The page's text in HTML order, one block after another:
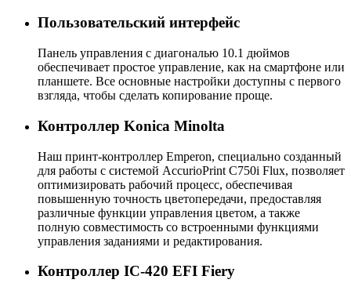
Пользовательский интерфейс
Панель управления с диагональю 10.1 дюймов
обеспечивает простое управление, как на смартфоне или
планшете. Все основные настройки доступны с первого
взгляда, чтобы сделать копирование проще.
Контроллер Konica Minolta
Наш принт-контроллер Emperon, специально созданный
для работы с системой AccurioPrint C750i Flux, позволяет
оптимизировать рабочий процесс, обеспечивая
повышенную точность цветопередачи, предоставляя
различные функции управления цветом, а также
полную совместимость со встроенными функциями
управления заданиями и редактирования.
Контроллер IC-420 EFI Fiery